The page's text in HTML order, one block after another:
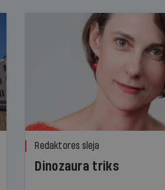
Redaktores sleja
Dinozaura triks